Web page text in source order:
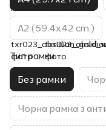
A2 (59.4x42 cm.)
Тип рамки
Без рамки
Чорна рамка з